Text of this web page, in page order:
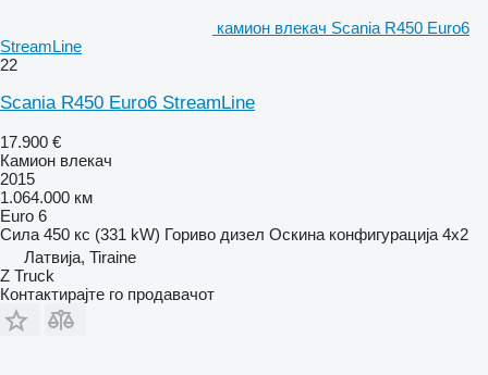
камион влекач Scania R450 Euro6
StreamLine
22
Scania R450 Euro6 StreamLine
17.900 €
Камион влекач
2015
1.064.000 км
Euro 6
Сила 450 кс (331 kW) Гориво дизел Оскина конфигурација 4x2
Латвија, Tiraine
Z Truck
Контактирајте го продавачот